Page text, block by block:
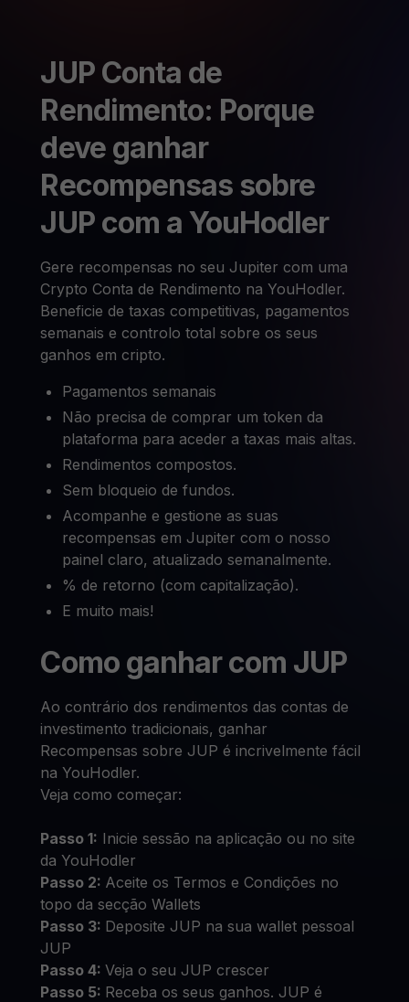
JUP Conta de
Rendimento: Porque
deve ganhar
Recompensas sobre
JUP com a YouHodler
Gere recompensas no seu Jupiter com uma
Crypto Conta de Rendimento na YouHodler.
Beneficie de taxas competitivas, pagamentos
semanais e controlo total sobre os seus
ganhos em cripto.
Pagamentos semanais
Não precisa de comprar um token da
plataforma para aceder a taxas mais altas.
Rendimentos compostos.
Sem bloqueio de fundos.
Acompanhe e gestione as suas
recompensas em Jupiter com o nosso
painel claro, atualizado semanalmente.
% de retorno (com capitalização).
E muito mais!
Como ganhar com JUP
Ao contrário dos rendimentos das contas de
investimento tradicionais, ganhar
Recompensas sobre JUP é incrivelmente fácil
na YouHodler.
Veja como começar:
Passo 1: Inicie sessão na aplicação ou no site
da YouHodler
Passo 2: Aceite os Termos e Condições no
topo da secção Wallets
Passo 3: Deposite JUP na sua wallet pessoal
JUP
Passo 4:Veja o seu JUP crescer
Passo 5: Receba os seus ganhos. JUP é